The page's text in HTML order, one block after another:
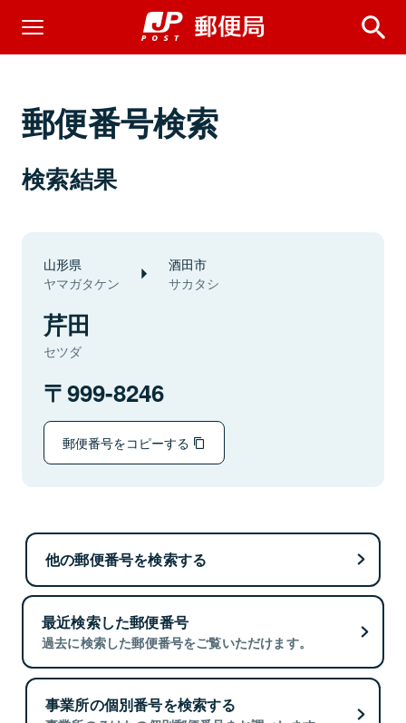
郵便番号検索
検索結果
山形県
ヤマガタケン
酒田市
サカタシ
芹田
セツダ
999-8246
郵便番号をコピーする
他の郵便番号を検索する
最近検索した郵便番号
過去に検索した郵便番号をご覧いただけます。
事業所の個別番号を検索する